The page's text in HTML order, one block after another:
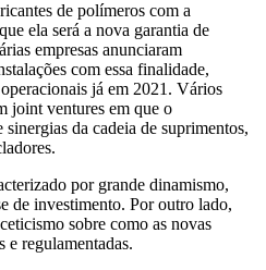
de polímeros com a
ela será a nova garantia de
empresas anunciaram
com essa finalidade,
já em 2021. Vários
joint ventures em que o
da cadeia de suprimentos,
por grande dinamismo,
de investimento. Por outro lado,
sobre como as novas
e regulamentadas.